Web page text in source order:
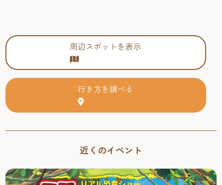
周辺スポットを表示
行き方を調べる
近くのイベント